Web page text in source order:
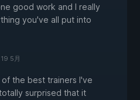
good work and I really
you've all put into
19 5月
of the best trainers I've
surprised that it